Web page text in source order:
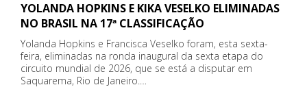
YOLANDA HOPKINS E KIKA VESELKO ELIMINADAS
NO BRASIL NA 17ª CLASSIFICAÇÃO
Yolanda Hopkins e Francisca Veselko foram, esta sexta-
feira, eliminadas na ronda inaugural da sexta etapa do
circuito mundial de 2026, que se está a disputar em
Saquarema, Rio de Janeiro.…